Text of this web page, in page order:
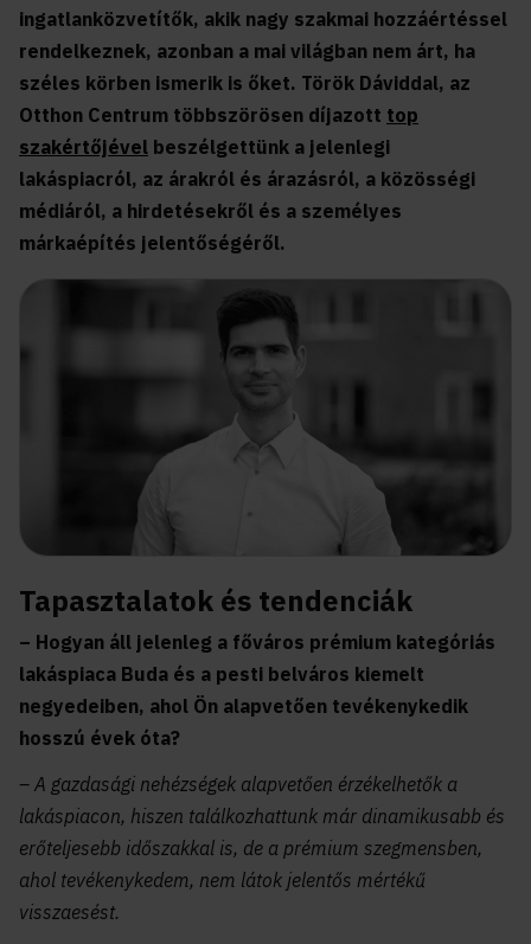
ingatlanközvetítők, akik nagy szakmai hozzáértéssel
rendelkeznek, azonban a mai világban nem árt, ha
széles körben ismerik is őket. Török Dáviddal, az
Otthon Centrum többszörösen díjazott top
szakértőjével beszélgettünk a jelenlegi
lakáspiacról, az árakról és árazásról, a közösségi
médiáról, a hirdetésekről és a személyes
márkaépítés jelentőségéről.
Tapasztalatok és tendenciák
– Hogyan áll jelenleg a főváros prémium kategóriás
lakáspiaca Buda és a pesti belváros kiemelt
negyedeiben, ahol Ön alapvetően tevékenykedik
hosszú évek óta?
– A gazdasági nehézségek alapvetően érzékelhetők a
lakáspiacon, hiszen találkozhattunk már dinamikusabb és
erőteljesebb időszakkal is, de a prémium szegmensben,
ahol tevékenykedem, nem látok jelentős mértékű
visszaesést.